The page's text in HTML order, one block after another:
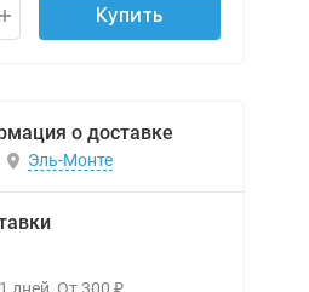
Купить
о доставке
Эль-Монте
₽